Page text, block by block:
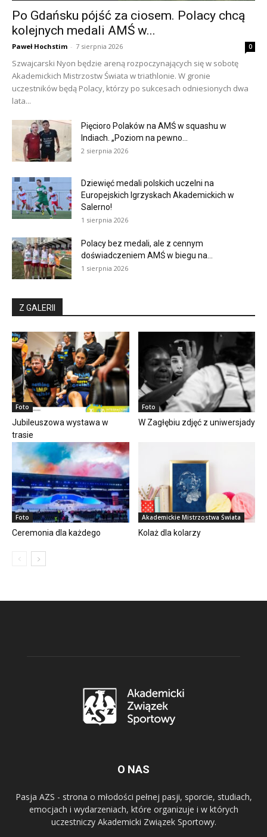
Po Gdańsku pójść za ciosem. Polacy chcą
kolejnych medali AMŚ w...
Paweł Hochstim - 7 sierpnia 2026 0
Szwajcarski Nyon będzie areną rozpoczynających się w sobotę
Akademickich Mistrzostw Świata w triathlonie. W gronie
uczestników będą Polacy, którzy po sukcesach odniesionych dwa
lata...
Pięcioro Polaków na AMŚ w squashu w
Indiach. „Poziom na pewno...
2 sierpnia 2026
Dziewięć medali polskich uczelni na
Europejskich Igrzyskach Akademickich w
Salerno!
1 sierpnia 2026
Polacy bez medali, ale z cennym
doświadczeniem AMŚ w biegu na...
1 sierpnia 2026
Z GALERII
Foto
Jubileuszowa wystawa w
trasie
Foto
W Zagłębiu zdjęć z uniwersjady
Foto
Ceremonia dla każdego
Akademickie Mistrzostwa Świata
Kolaż dla kolarzy
O NAS
Pasja AZS - strona o młodości pełnej pasji, sporcie, studiach,
emocjach i wydarzeniach, które organizuje i w których
uczestniczy Akademicki Związek Sportowy.